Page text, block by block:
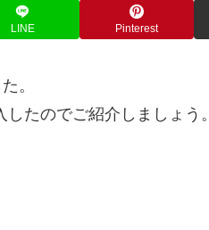
LINE Pinterest
。
したのでご紹介しましょう。